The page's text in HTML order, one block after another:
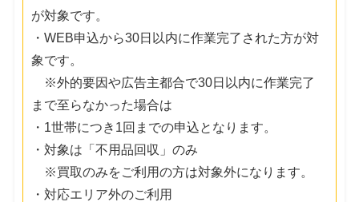
が対象です。
・WEB申込から30日以内に作業完了された方が対
象です。
※外的要因や広告主都合で30日以内に作業完了
まで至らなかった場合は
・1世帯につき1回までの申込となります。
・対象は「不用品回収」のみ
※買取のみをご利用の方は対象外になります。
・対応エリア外のご利用